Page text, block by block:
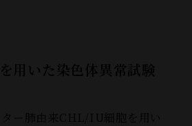
用いた染色体異常試験
ター肺由来CHL/IU細胞を用い